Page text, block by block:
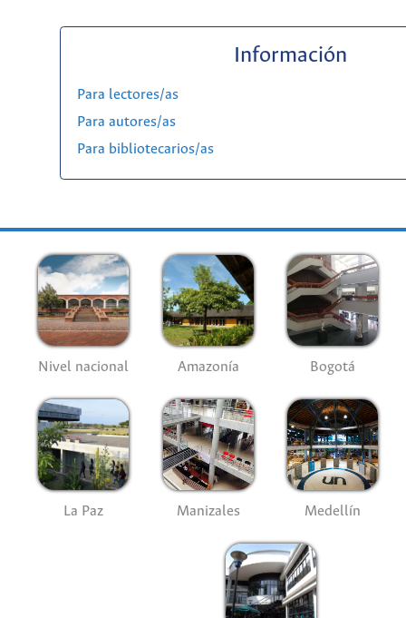
Información
Para lectores/as
Para autores/as
Para bibliotecarios/as
Nivel nacional Amazonía Bogotá
La Paz Manizales Medellín